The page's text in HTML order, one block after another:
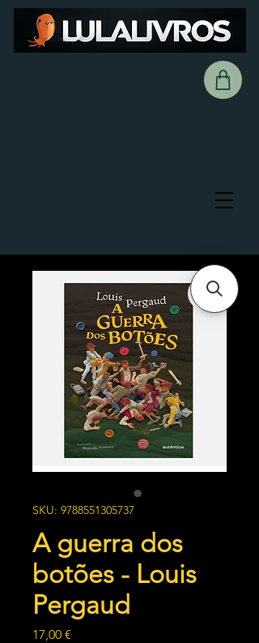
SKU: 9788551305737
A guerra dos
botões - Louis
Pergaud
17,00 €